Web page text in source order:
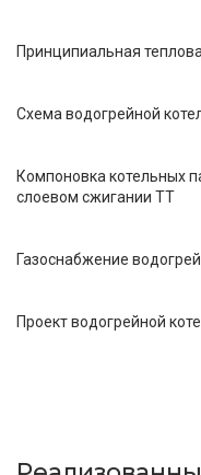
Принципиальная
Схема водогрейной
Компоновка котельных
слоевом сжигании ТТ
Газоснабжение
Проект водогрейной